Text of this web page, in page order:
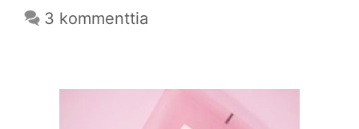
3 kommenttia